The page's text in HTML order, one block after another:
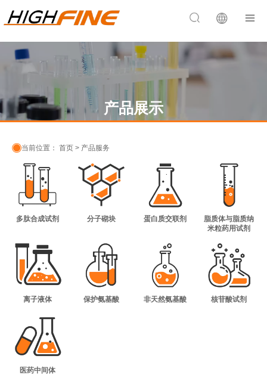
 
产品展示
当前位置： 首页 > 产品服务
多肽合成试剂 分子砌块 蛋白质交联剂
脂质体与脂质纳
米粒药用试剂
离子液体 保护氨基酸 非天然氨基酸 核苷酸试剂
医药中间体